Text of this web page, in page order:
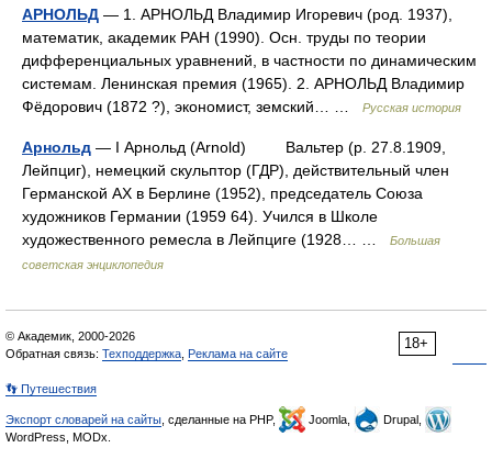
АРНОЛЬД — 1. АРНОЛЬД Владимир Игоревич (род. 1937),
математик, академик РАН (1990). Осн. труды по теории
дифференциальных уравнений, в частности по динамическим
системам. Ленинская премия (1965). 2. АРНОЛЬД Владимир
Фёдорович (1872 ?), экономист, земский… …
Русская история
Арнольд — I Арнольд (Arnold) Вальтер (p. 27.8.1909,
Лейпциг), немецкий скульптор (ГДР), действительный член
Германской АХ в Берлине (1952), председатель Союза
художников Германии (1959 64). Учился в Школе
художественного ремесла в Лейпциге (1928… …
Большая
советская энциклопедия
18+
© Академик, 2000-2026
Обратная связь: Техподдержка Реклама на сайте
👣 Путешествия
Экспорт словарей на сайты , сделанные на PHP, Joomla,
Drupal,
WordPress, MODx.